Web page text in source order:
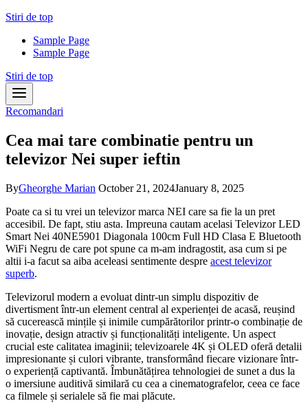
Skip
content
Stiri de top
Sample Page
Sample Page
Stiri de top
Recomandari
Cea mai tare combinatie pentru un
televizor Nei super ieftin
ByGheorghe Marian October 21, 2024January 8, 2025
Poate ca si tu vrei un televizor marca NEI care sa fie la un pret
accesibil. De fapt, stiu asta. Impreuna cautam acelasi Televizor LED
Smart Nei 40NE5901 Diagonala 100cm Full HD Clasa E Bluetooth
WiFi Negru de care pot spune ca m-am indragostit, asa cum si pe
altii i-a facut sa aiba aceleasi sentimente despre acest televizor
superb.
Televizorul modern a evoluat dintr-un simplu dispozitiv de
divertisment într-un element central al experienței de acasă, reușind
să cucerească mințile și inimile cumpărătorilor printr-o combinație de
inovație, design atractiv și funcționalități inteligente. Un aspect
crucial este calitatea imaginii; televizoarele 4K și OLED oferă detalii
impresionante și culori vibrante, transformând fiecare vizionare într-
o experiență captivantă. Îmbunătățirea tehnologiei de sunet a dus la
o imersiune auditivă similară cu cea a cinematografelor, ceea ce face
ca filmele și serialele să fie mai plăcute.